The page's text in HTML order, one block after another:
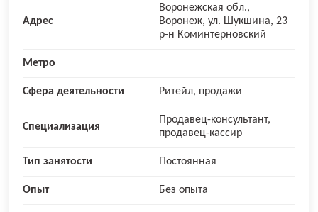
Адрес
Воронежская обл.,
Воронеж, ул. Шукшина, 23
р-н Коминтерновский
Метро
Сфера деятельности Ритейл, продажи
Специализация
Продавец-консультант,
продавец-кассир
Тип занятости Постоянная
Опыт Без опыта